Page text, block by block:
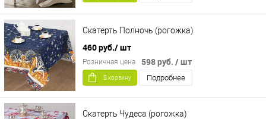
Скатерть Полночь (рогожка)
460 руб./ шт
598 руб. / шт
Розничная цена
В корзину Подробнее
Скатерть Чудеса (рогожка)